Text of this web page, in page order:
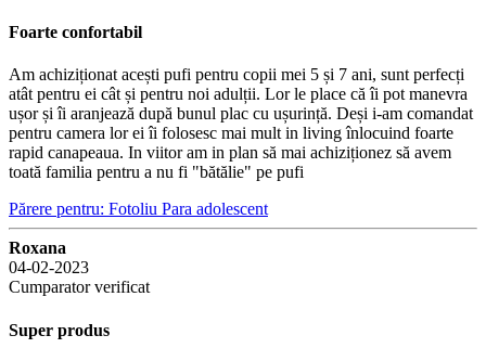
Foarte confortabil
Am achiziționat acești pufi pentru copii mei 5 și 7 ani, sunt perfecți
atât pentru ei cât și pentru noi adulții. Lor le place că îi pot manevra
ușor și îi aranjează după bunul plac cu ușurință. Deși i-am comandat
pentru camera lor ei îi folosesc mai mult in living înlocuind foarte
rapid canapeaua. In viitor am in plan să mai achiziționez să avem
toată familia pentru a nu fi "bătălie" pe pufi
Părere pentru: Fotoliu Para adolescent
Roxana
04-02-2023
Cumparator verificat
Super produs